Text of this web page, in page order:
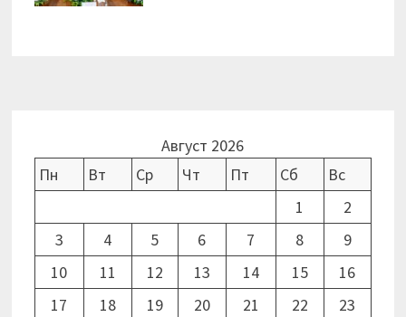
Август 2026
Пн
Вт Ср Чт Пт Сб
Вс
1
2
3
4 5 6 7 8
9
10
11 12 13 14 15
16
17
18 19 20 21 22
23